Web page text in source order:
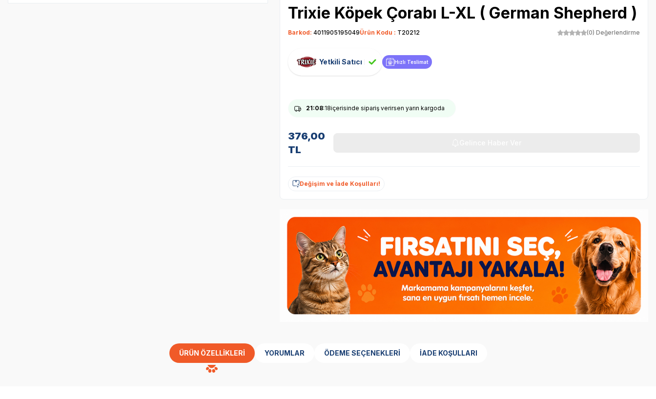
Trixie Köpek Çorabı L-XL ( German Shepherd )
Barkod: 4011905195049Ürün Kodu : T20212 (0) Değerlendirme
Yetkili Satıcı Hızlı Teslimat
21:08:17içerisinde sipariş verirsen yarın kargoda
376,00
TL
Değişim ve İade Koşulları!
ÜRÜN ÖZELLIKLERI YORUMLAR ÖDEME SEÇENEKLERI İADE KOŞULLARI